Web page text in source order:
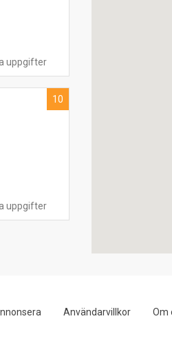
uppgifter
uppgifter
10
Användarvillkor Om